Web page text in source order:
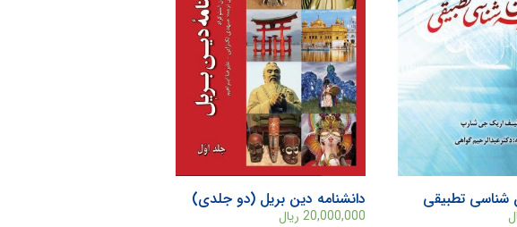
شناسی تطبیقی دانشنامه دین بریل (دو جلدی)
20,000,000 ریال